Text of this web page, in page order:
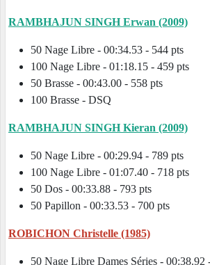
RAMBHAJUN SINGH Erwan (2009)
50 Nage Libre - 00:34.53 - 544 pts
100 Nage Libre - 01:18.15 - 459 pts
50 Brasse - 00:43.00 - 558 pts
100 Brasse - DSQ
RAMBHAJUN SINGH Kieran (2009)
50 Nage Libre - 00:29.94 - 789 pts
100 Nage Libre - 01:07.40 - 718 pts
50 Dos - 00:33.88 - 793 pts
50 Papillon - 00:33.53 - 700
ROBICHON Christelle (1985)
50 Nage Libre Dames Séries - 00:38.92